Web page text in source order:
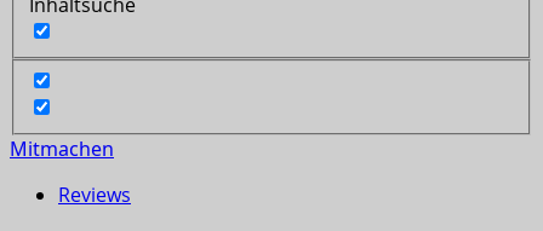
Mitmachen
Reviews